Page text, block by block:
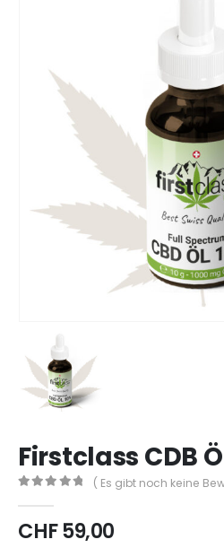
Firstclass CDB
( Es gibt noch keine
CHF59,00